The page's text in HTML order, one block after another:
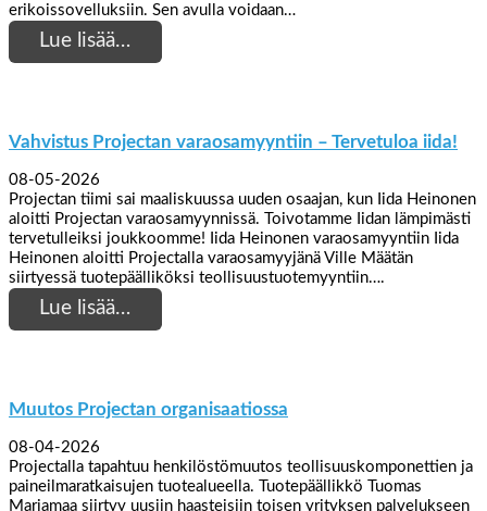
erikoissovelluksiin. Sen avulla voidaan…
Lue lisää…
Vahvistus Projectan varaosamyyntiin – Tervetuloa iida!
08-05-2026
Projectan tiimi sai maaliskuussa uuden osaajan, kun Iida Heinonen
aloitti Projectan varaosamyynnissä. Toivotamme Iidan lämpimästi
tervetulleiksi joukkoomme! Iida Heinonen varaosamyyntiin Iida
Heinonen aloitti Projectalla varaosamyyjänä Ville Määtän
siirtyessä tuotepäälliköksi teollisuustuotemyyntiin….
Lue lisää…
Muutos Projectan organisaatiossa
08-04-2026
Projectalla tapahtuu henkilöstömuutos teollisuuskomponettien ja
paineilmaratkaisujen tuotealueella. Tuotepäällikkö Tuomas
Marjamaa siirtyy uusiin haasteisiin toisen yrityksen palvelukseen